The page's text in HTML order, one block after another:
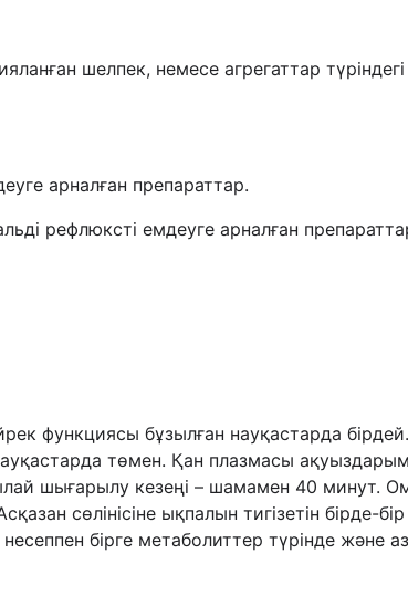
шелпек, немесе агрегаттар
арналған препараттар.
рефлюксті емдеуге арналған
функциясы бұзылған науқастарда
төмен. Қан плазмасы
шығарылу кезеңі – шамамен 40 минут.
сөлінісіне ықпалын тигізетін бірде-
бірге метаболиттер түрінде және